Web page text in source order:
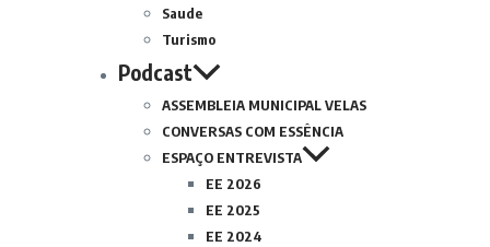
Saude
Turismo
Podcast
ASSEMBLEIA MUNICIPAL VELAS
CONVERSAS COM ESSÊNCIA
ESPAÇO ENTREVISTA
EE 2026
EE 2025
EE 2024